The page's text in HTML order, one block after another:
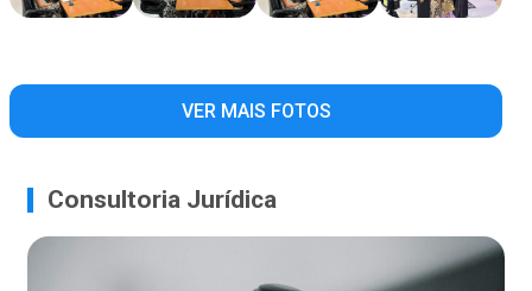
VER MAIS FOTOS
Consultoria Jurídica